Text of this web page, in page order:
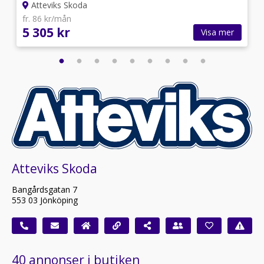
Atteviks Skoda
fr. 86 kr/mån
5 305 kr Visa mer
Atteviks Skoda
Bangårdsgatan 7
553 03 Jönköping
40 annonser i butiken